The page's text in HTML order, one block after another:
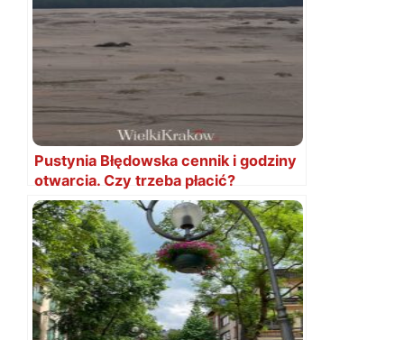
Pustynia Błędowska cennik i godziny
otwarcia. Czy trzeba płacić?